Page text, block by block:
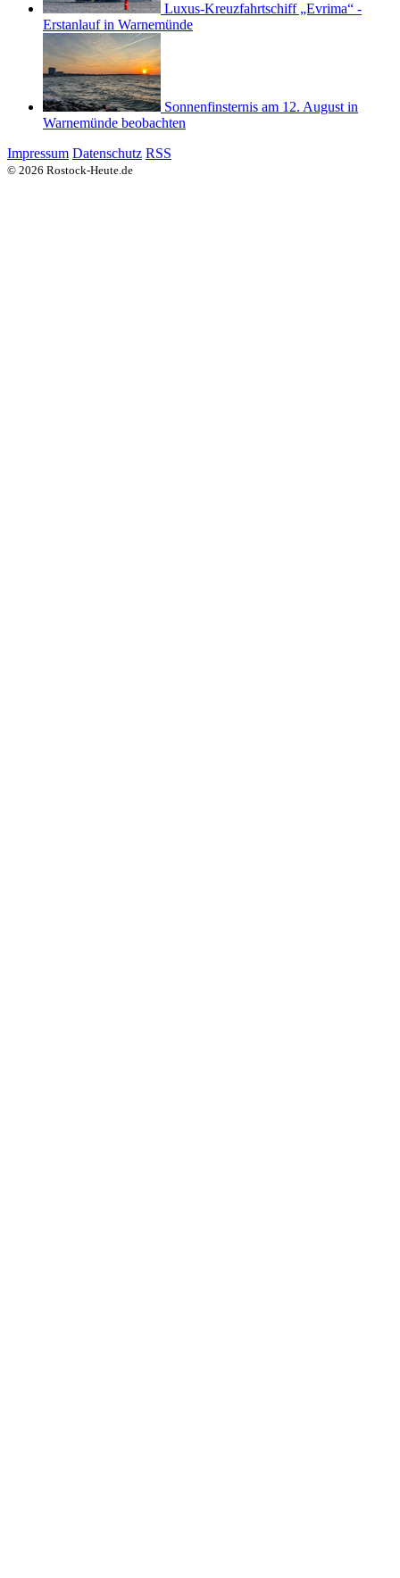
Luxus-Kreuzfahrtschiff „Evrima“ -
Erstanlauf in Warnemünde
Sonnenfinsternis am 12. August in
Warnemünde beobachten
Impressum Datenschutz RSS
© 2026 Rostock-Heute.de